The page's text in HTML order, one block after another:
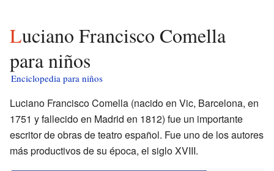
Luciano Francisco Comella
para niños
Enciclopedia para niños
Luciano Francisco Comella (nacido en Vic, Barcelona, en
1751 y fallecido en Madrid en 1812) fue un importante
escritor de obras de teatro español. Fue uno de los autores
más productivos de su época, el siglo XVIII.